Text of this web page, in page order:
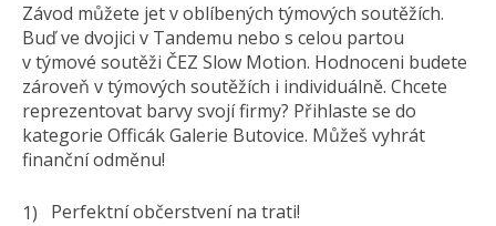
Závod můžete jet v oblíbených týmových soutěžích.
Buď ve dvojici v Tandemu nebo s celou partou
v týmové soutěži ČEZ Slow Motion. Hodnoceni budete
zároveň v týmových soutěžích i individuálně. Chcete
reprezentovat barvy svojí firmy? Přihlaste se do
kategorie Officák Galerie Butovice. Můžeš vyhrát
finanční odměnu!
Perfektní občerstvení na trati!